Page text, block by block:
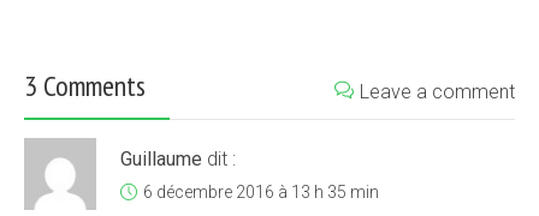
3 Comments Leave a comment
Guillaume dit :
6 décembre 2016 à 13 h 35 min